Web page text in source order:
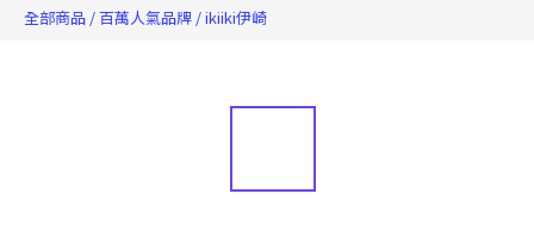
全部商品 /百萬人氣品牌 /ikiiki伊崎